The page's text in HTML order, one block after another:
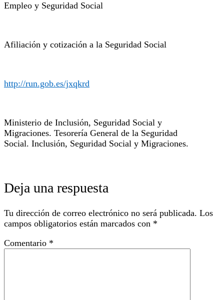
Empleo y Seguridad Social
Afiliación y cotización a la Seguridad Social
http://run.gob.es/jxqkrd
Ministerio de Inclusión, Seguridad Social y
Migraciones. Tesorería General de la Seguridad
Social. Inclusión, Seguridad Social y Migraciones.
Deja una respuesta
Tu dirección de correo electrónico no será publicada. Los
campos obligatorios están marcados con *
Comentario *